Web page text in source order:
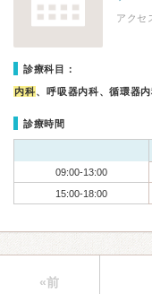
アク
診療科目：
内科、呼吸器内科、循環器
診療時間
09:00-13:00
15:00-18:00
«前